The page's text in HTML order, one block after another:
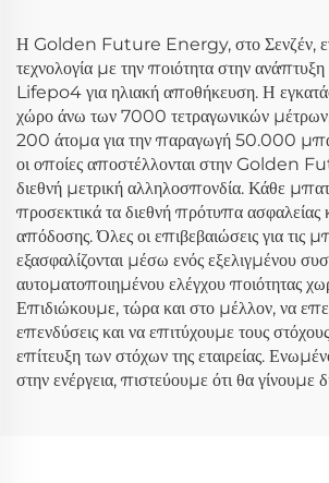
Η Golden Future Energy, στο Σενζέν,
τεχνολογία με την ποιότητα στην
Lifepo4 για ηλιακή αποθήκευση. Η
χώρο άνω των 7000 τετραγωνικών
200 άτομα για την παραγωγή 50.000
οι οποίες αποστέλλονται στην Golden
διεθνή μετρική αλληλοσπονδία. Κάθε
προσεκτικά τα διεθνή πρότυπα ασφαλείας
απόδοσης. Όλες οι επιβεβαιώσεις για τις
εξασφαλίζονται μέσω ενός εξελιγμένου
αυτοματοποιημένου ελέγχου ποιότητας
Επιδιώκουμε, τώρα και στο μέλλον, να
επενδύσεις και να επιτύχουμε τους
επίτευξη των στόχων της εταιρείας.
στην ενέργεια, πιστεύουμε ότι θα γίνουμε